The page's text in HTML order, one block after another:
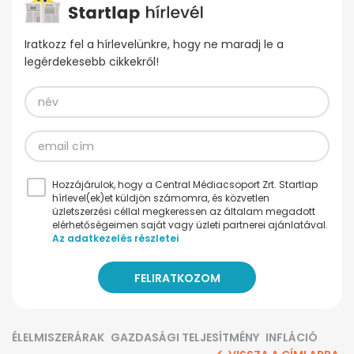
Iratkozz fel a hírlevelünkre, hogy ne maradj le a
legérdekesebb cikkekről!
Hozzájárulok, hogy a Central Médiacsoport Zrt. Startlap
hírlevel(ek)et küldjön számomra, és közvetlen
üzletszerzési céllal megkeressen az általam megadott
elérhetőségeimen saját vagy üzleti partnerei ajánlatával.
Az adatkezelés részletei
ÉLELMISZERÁRAK GAZDASÁGI TELJESÍTMÉNY INFLÁCIÓ